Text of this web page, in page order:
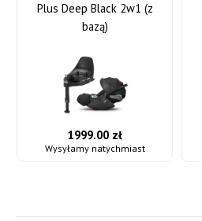
Plus Deep Black 2w1 (z
bazą)
1999.00 zł
Wysyłamy natychmiast